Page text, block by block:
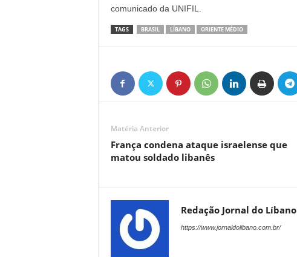
comunicado da UNIFIL.
TAGS BRASIL LÍBANO ORIENTE MÉDIO
Matéria Anterior
França condena ataque israelense que
matou soldado libanês
Redação Jornal do Líbano
https://www.jornaldolibano.com.br/